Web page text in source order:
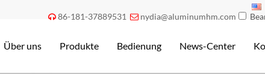
 86-181-37889531  nydia@aluminumhm.com
Über uns Produkte Bedienung News-Center